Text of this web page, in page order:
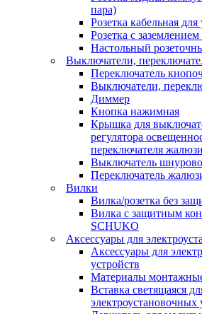
пара)
Розетка кабельная
Розетка с
Настольный
Выключатели,
Переключатель
Выключатели,
Диммер
Кнопка нажимная
Крышка для
регулятора
переключателя жалюзи
Выключатель
Переключатель
Вилки
Вилка/розетка без
Вилка с защитным
SCHUKO
Аксессуары для
Аксессуары для
устройств
Материалы
Вставка светящаяся
электроустановочных